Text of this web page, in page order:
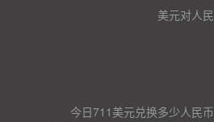
美元对人
今日711美元兑换多少人民